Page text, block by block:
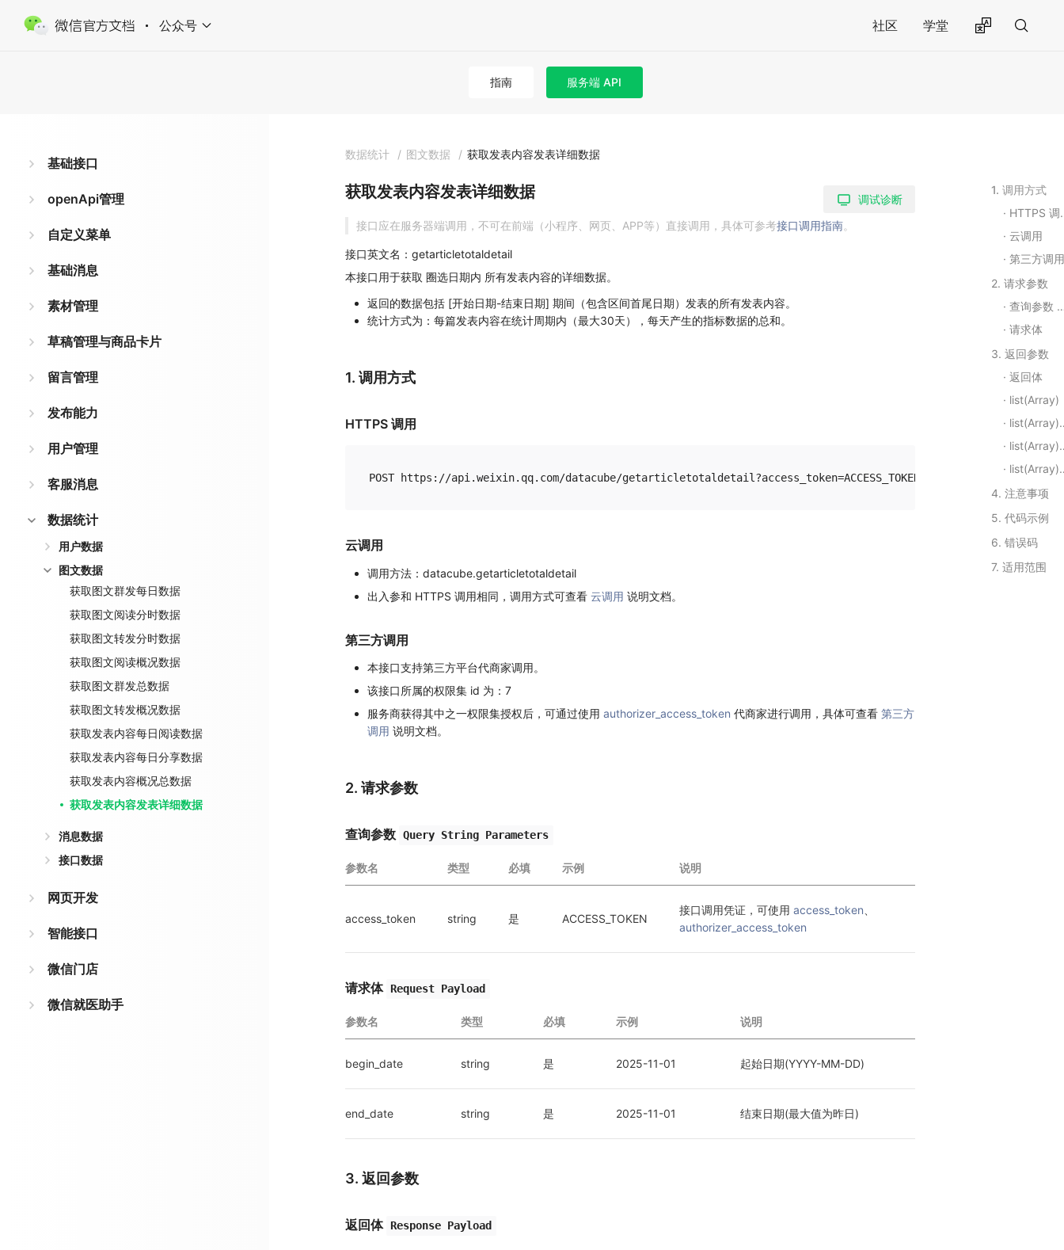
公众号 社区 学堂
指南 服务端 API
基础接口
openApi管理
自定义菜单
基础消息
素材管理
草稿管理与商品卡片
留言管理
发布能力
用户管理
客服消息
数据统计
用户数据
图文数据
获取图文群发每日数据
获取图文阅读分时数据
获取图文转发分时数据
获取图文阅读概况数据
获取图文群发总数据
获取图文转发概况数据
获取发表内容每日阅读数据
获取发表内容每日分享数据
获取发表内容概况总数据
获取发表内容发表详细数据
消息数据
接口数据
网页开发
智能接口
微信门店
微信就医助手
数据统计 / 图文数据 / 获取发表内容发表详细数据
获取发表内容发表详细数据
调试诊断
接口应在服务器端调用，不可在前端（小程序、网页、APP等）直接调用，具体可参考接口调用指南。
接口英文名：getarticletotaldetail
本接口用于获取 圈选日期内 所有发表内容的详细数据。
返回的数据包括 [开始日期-结束日期] 期间（包含区间首尾日期）发表的所有发表内容。
统计方式为：每篇发表内容在统计周期内（最大30天），每天产生的指标数据的总和。
1. 调用方式
HTTPS 调用
云调用
调用方法：datacube.getarticletotaldetail
出入参和 HTTPS 调用相同，调用方式可查看 云调用 说明文档。
第三方调用
本接口支持第三方平台代商家调用。
该接口所属的权限集 id 为：7
服务商获得其中之一权限集授权后，可通过使用 authorizer_access_token 代商家进行调用，具体可查看 第三方
调用 说明文档。
2. 请求参数
查询参数 Query String Parameters
参数名 类型 必填 示例 说明
access_token string 是 ACCESS_TOKEN
接口调用凭证，可使用 access_token
authorizer_access_token
请求体 Request Payload
参数名 类型 必填 示例 说明
begin_date string 是 2025-11-01 起始日期(YYYY-MM-DD)
end_date string 是 2025-11-01 结束日期(最大值为昨日)
3. 返回参数
返回体 Response Payload
1. 调用方式
HTTPS 调用
云调用
第三方调用
2. 请求参数
查询参数 Query String Parameters
请求体
3. 返回参数
返回体
list(Array)
list(Array).detail_list
list(Array).detail_list
list(Array).detail_list
4. 注意事项
5. 代码示例
6. 错误码
7. 适用范围